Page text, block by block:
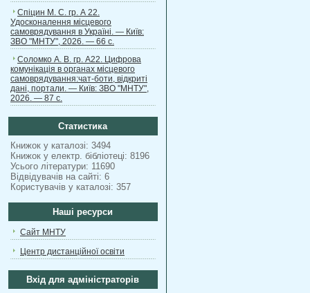
Спіцин М. С. гр. А 22.
Удосконалення місцевого
самоврядування в Україні. — Київ:
ЗВО "МНТУ", 2026. — 66 с.
Соломко А. В. гр. А22. Цифрова
комунікація в органах місцевого
самоврядування:чат-боти, відкриті
дані, портали. — Київ: ЗВО "МНТУ",
2026. — 87 с.
Статистика
Книжок у каталозі: 3494
Книжок у електр. бібліотеці: 8196
Усього літератури: 11690
Відвідувачів на сайті: 6
Користувачів у каталозі: 357
Наші ресурси
Сайт МНТУ
Центр дистанційної освіти
Вхід для адміністраторів